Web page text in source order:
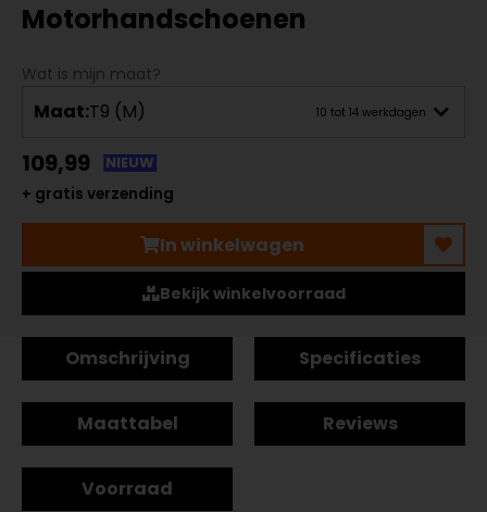
Motorhandschoenen
Wat is mijn maat?
Maat:T9 (M) 10 tot 14 werkdagen
109,99
NIEUW
+ gratis verzending
In winkelwagen
Bekijk winkelvoorraad
Omschrijving Specificaties
Maattabel Reviews
Voorraad